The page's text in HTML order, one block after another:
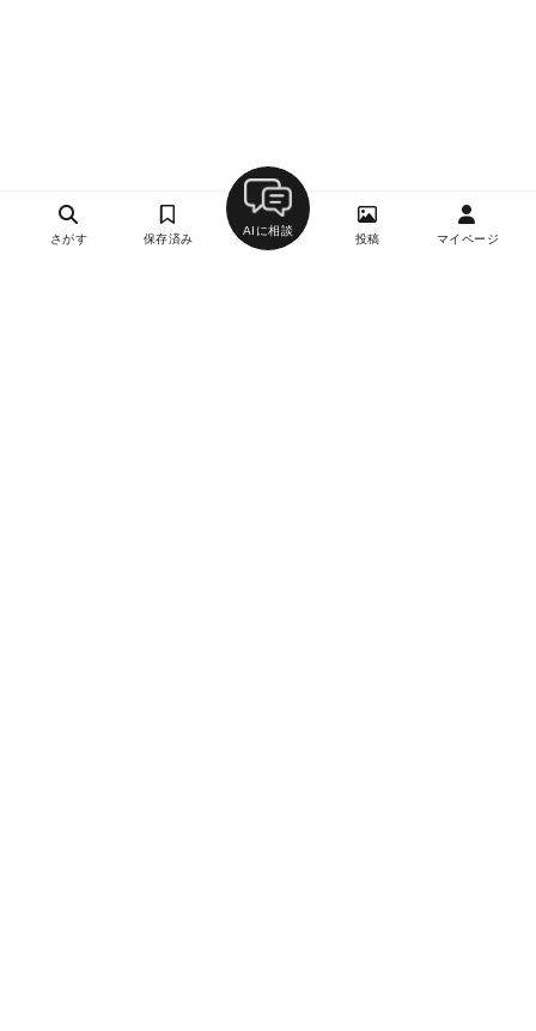
さがす 保存済み
AIに相談
投稿 マイページ